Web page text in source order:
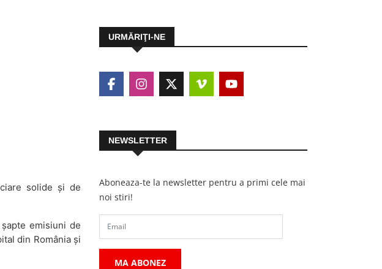
solide și de
emisiuni de
din România și
URMĂRIŢI-NE
NEWSLETTER
Aboneaza-te la newsletter pentru a primi cele mai
noi stiri!
MA ABONEZ